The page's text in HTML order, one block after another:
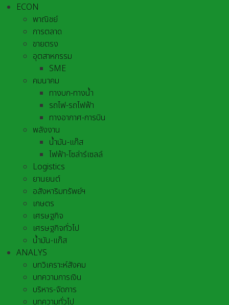
ECON
พาณิชย์
การตลาด
ขายตรง
อุตสาหกรรม
SME
คมนาคม
ทางบก-ทางน้ำ
รถไฟ-รถไฟฟ้า
ทางอากาศ-การบิน
พลังงาน
น้ำมัน-แก๊ส
ไฟฟ้า-โซล่าร์เซลล์
Logistics
ยานยนต์
อสังหาริมทรัพย์ฯ
เกษตร
เศรษฐกิจ
เศรษฐกิจทั่วไป
น้ำมัน-แก๊ส
ANALYS
บทวิเคราะห์สังคม
บทความการเงิน
บริหาร-จัดการ
บทความทั่วไป